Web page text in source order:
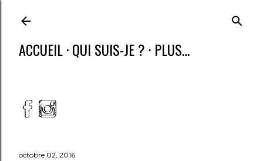
ACCUEIL QUI SUIS-JE ? PLUS…
octobre 02, 2016